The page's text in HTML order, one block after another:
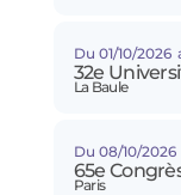
Du 01/10/2026
32e
La Baule
Du 08/10/2026
65e
Paris